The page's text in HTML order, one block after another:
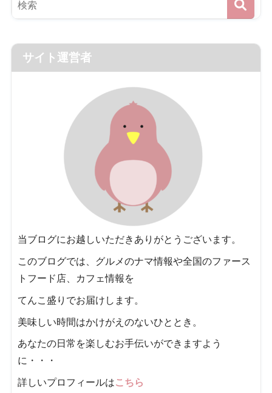
サイト運営者
当ブログにお越しいただきありがとうございます。
このブログでは、グルメのナマ情報や全国のファース
トフード店、カフェ情報を
てんこ盛りでお届けします。
美味しい時間はかけがえのないひととき。
あなたの日常を楽しむお手伝いができますよう
に・・・
詳しいプロフィールはこちら